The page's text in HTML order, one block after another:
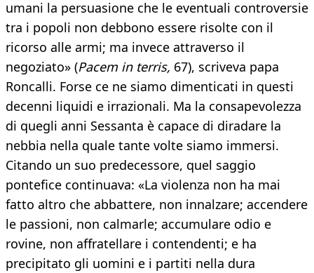
umani la persuasione che le eventuali controversie
tra i popoli non debbono essere risolte con il
ricorso alle armi; ma invece attraverso il
negoziato» (Pacem in terris, 67), scriveva papa
Roncalli. Forse ce ne siamo dimenticati in questi
decenni liquidi e irrazionali. Ma la consapevolezza
di quegli anni Sessanta è capace di diradare la
nebbia nella quale tante volte siamo immersi.
Citando un suo predecessore, quel saggio
pontefice continuava: «La violenza non ha mai
fatto altro che abbattere, non innalzare; accendere
le passioni, non calmarle; accumulare odio e
rovine, non affratellare i contendenti; e ha
precipitato gli uomini e i partiti nella dura